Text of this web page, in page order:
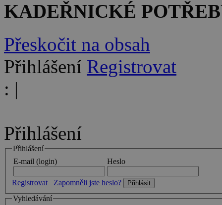
KADEŘNICKÉ
Přeskočit na obsah
Přihlášení Registrovat
: |
Přihlášení
Přihlášení
E-mail (login)
Heslo
Registrovat
Zapomněli jste heslo?
Vyhledávání